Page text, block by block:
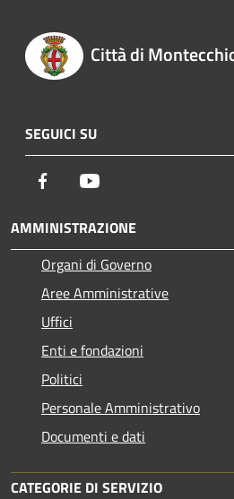
Città di
SEGUICI SU
Facebook
AMMINISTRAZIONE
Organi di Governo
Aree Amministrative
Uffici
Enti e fondazioni
Politici
Personale Amministrativo
Documenti e dati
CATEGORIE DI SERVIZIO